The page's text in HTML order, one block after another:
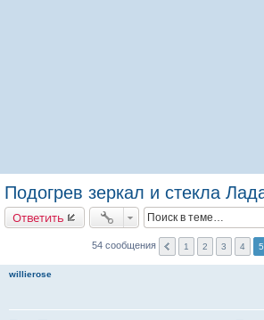
Подогрев зеркал и стекла
Ответить
54 сообщения 1 2 3 4 5
willierose